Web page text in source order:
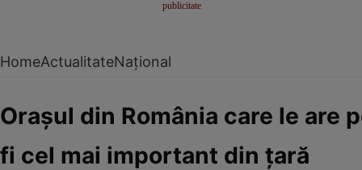
HomeActualitateNațional
Orașul din România care le are
fi cel mai important din țară